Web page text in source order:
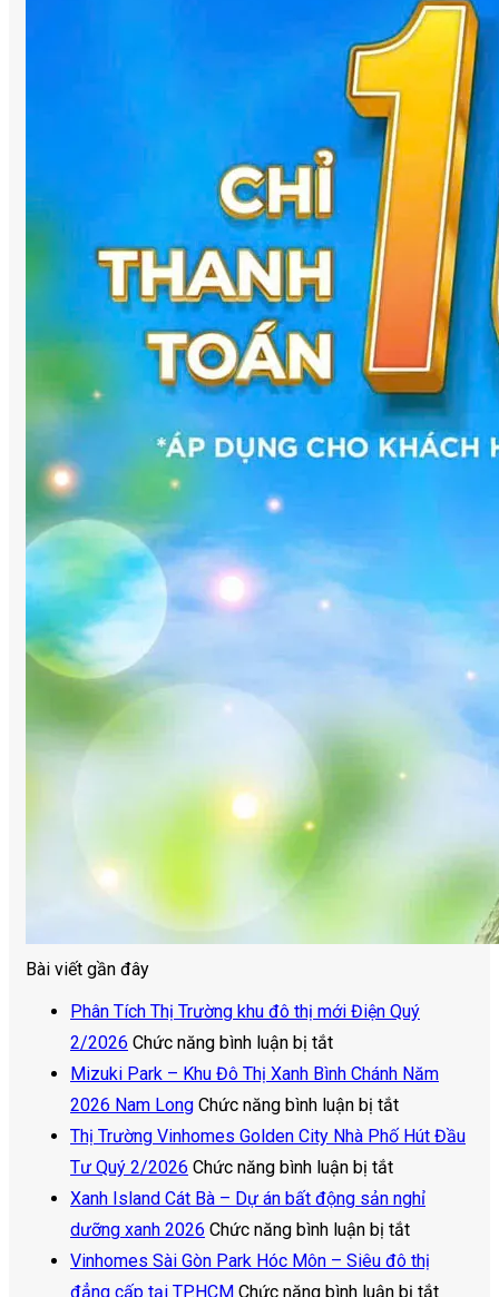
Bài viết gần đây
Phân Tích Thị Trường khu đô thị mới Điện Quý
2/2026 Chức năng bình luận bị tắtở
Phân
Tích
Thị
Trường
khu
đô
thị
mới
Mizuki Park – Khu Đô Thị Xanh Bình Chánh Năm
2026 Nam Long Chức năng bình luận bị tắtở
Mizuki
–
Khu
Đô
Thị
Thị Trường Vinhomes Golden City Nhà Phố Hút Đầu
Tư Quý 2/2026 Chức năng bình luận bị tắtở
Thị
Trường
Vinhomes
Golden
Xanh Island Cát Bà – Dự án bất động sản nghỉ
dưỡng xanh 2026 Chức năng bình luận bị tắtở
Xanh
Island
Vinhomes Sài Gòn Park Hóc Môn – Siêu đô thị
đẳng cấp tại TP.HCM Chức năng bình luận bị tắtở